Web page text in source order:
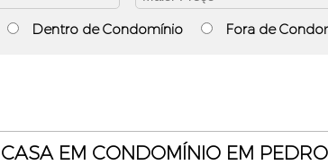
Dentro de Condomínio Fora de
CASA EM CONDOMÍNIO EM